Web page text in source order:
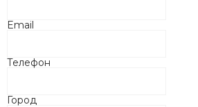
Email
Телефон
Город